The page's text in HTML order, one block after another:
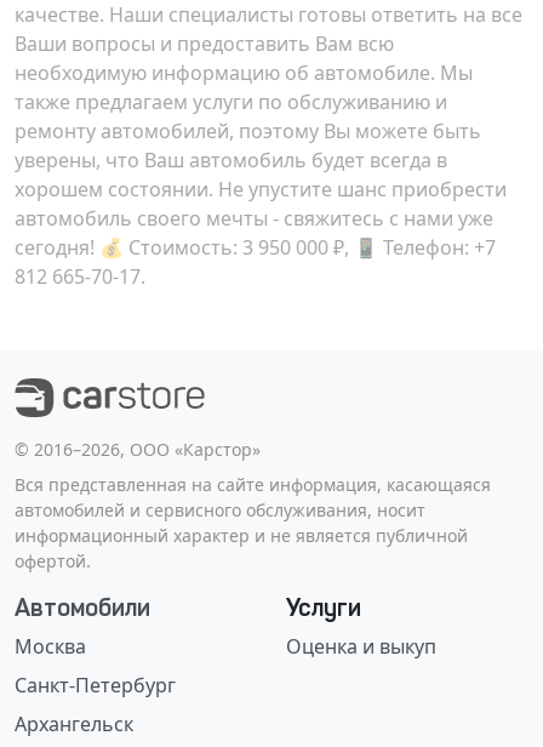
качестве. Наши специалисты готовы ответить на все
Ваши вопросы и предоставить Вам всю
необходимую информацию об автомобиле. Мы
также предлагаем услуги по обслуживанию и
ремонту автомобилей, поэтому Вы можете быть
уверены, что Ваш автомобиль будет всегда в
хорошем состоянии. Не упустите шанс приобрести
автомобиль своего мечты - свяжитесь с нами уже
сегодня! 💰 Стоимость: 3 950 000 ₽, 📱 Телефон: +7
812 665-70-17.
©️ 2016–2026, ООО «Карстор»
Вся представленная на сайте информация, касающаяся
автомобилей и сервисного обслуживания, носит
информационный характер и не является публичной
офертой.
Автомобили
Москва
Санкт-Петербург
Архангельск
Услуги
Оценка и выкуп